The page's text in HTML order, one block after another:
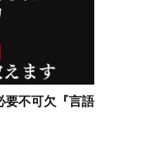
要不可欠『言語